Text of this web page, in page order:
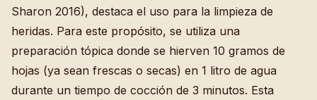
Sharon 2016), destaca el uso para la limpieza de
heridas. Para este propósito, se utiliza una
preparación tópica donde se hierven 10 gramos de
hojas (ya sean frescas o secas) en 1 litro de agua
durante un tiempo de cocción de 3 minutos. Esta